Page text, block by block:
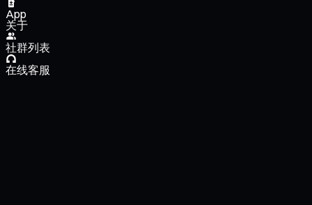
App
关于
社群列表
在线客服